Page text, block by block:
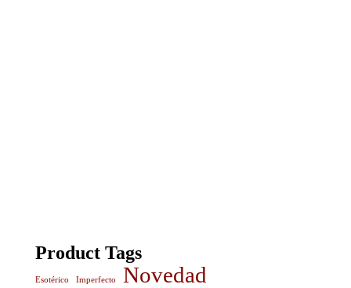
Product Tags
Esotérico Imperfecto Novedad